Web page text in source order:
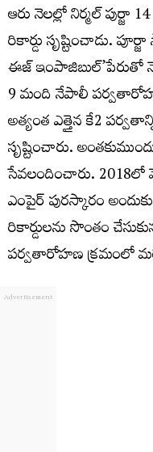
ఆరు నెలల్లో నిర్మల్‌
రికార్డు సృష్టించాడు.
ఈజ్‌ ఇంపాజిబుల్‌’పేరుతో
9 మంది నేపాలీ
అత్యంత ఎత్తైన కే2
సృష్టించారు.
సేవలందించారు. 2018లో
ఎంపైర్‌ పురస్కారం
రికార్డులను సొంతం
పర్వతారోహణ క్రమంలో